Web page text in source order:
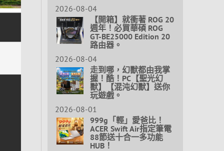
2026-08-04
【開箱】就衝著 ROG 20
週年！必買華碩 ROG
GT-BE25000 Edition 20
路由器。
2026-08-04
走到哪，幻獸都由我掌
握！酷！PC【聖光幻
獸】【混沌幻獸】送你
玩遊戲。
2026-08-01
999g「輕」愛爸比！
ACER Swift Air指定筆電
88節送十合一多功能
HUB！